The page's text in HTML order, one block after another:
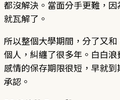
都沒解決。當面分手更難，
就瓦解了。
所以整個大學期間，分了又
個人，糾纏了很多年。白白
感情的保存期限很短，早就
承認。